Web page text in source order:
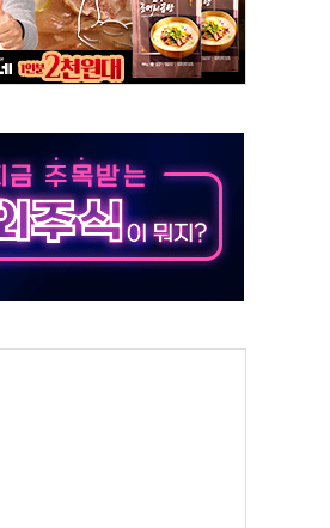
거
식 참석
해 없어
"송구한 해프닝"